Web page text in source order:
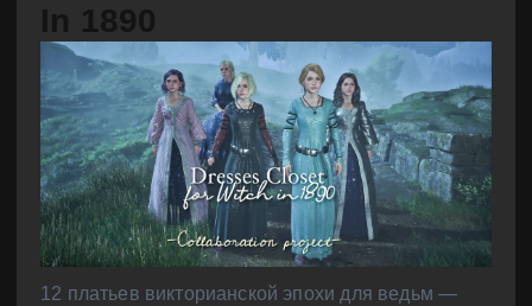
In 1890
12 платьев викторианской эпохи для ведьм —